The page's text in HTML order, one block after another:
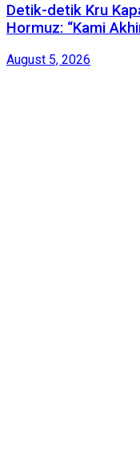
Detik-detik Kru
Hormuz: “Kami
August 5, 2026